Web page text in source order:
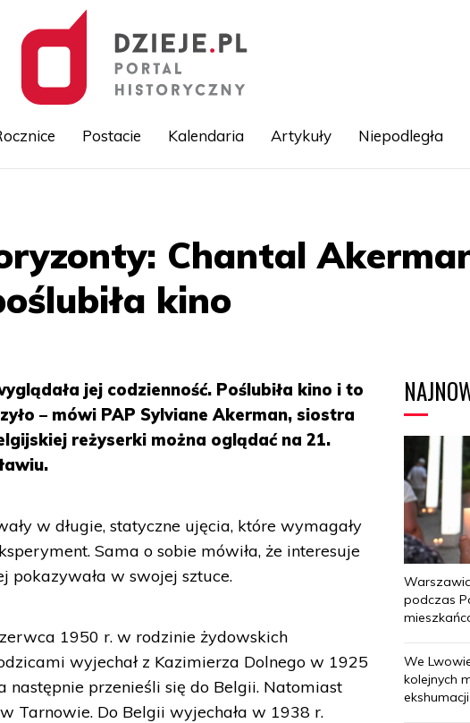
Postacie Kalendaria Artykuły Niepodległa
Chantal
kino
jej codzienność. Poślubiła kino i to
– mówi PAP Sylviane Akerman, siostra
reżyserki można oglądać na 21.
w długie, statyczne ujęcia, które wymagały
Sama o sobie mówiła, że interesuje
pokazywała w swojej sztuce.
1950 r. w rodzinie żydowskich
wyjechał z Kazimierza Dolnego w 1925
następnie przenieśli się do Belgii. Natomiast
Tarnowie. Do Belgii wyjechała w 1938 r.
podczas
We
kolejnych
ekshumacji